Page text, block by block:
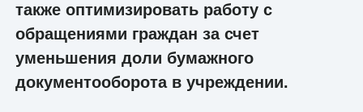
также оптимизировать работу с
обращениями граждан за счет
уменьшения доли бумажного
документооборота в учреждении.